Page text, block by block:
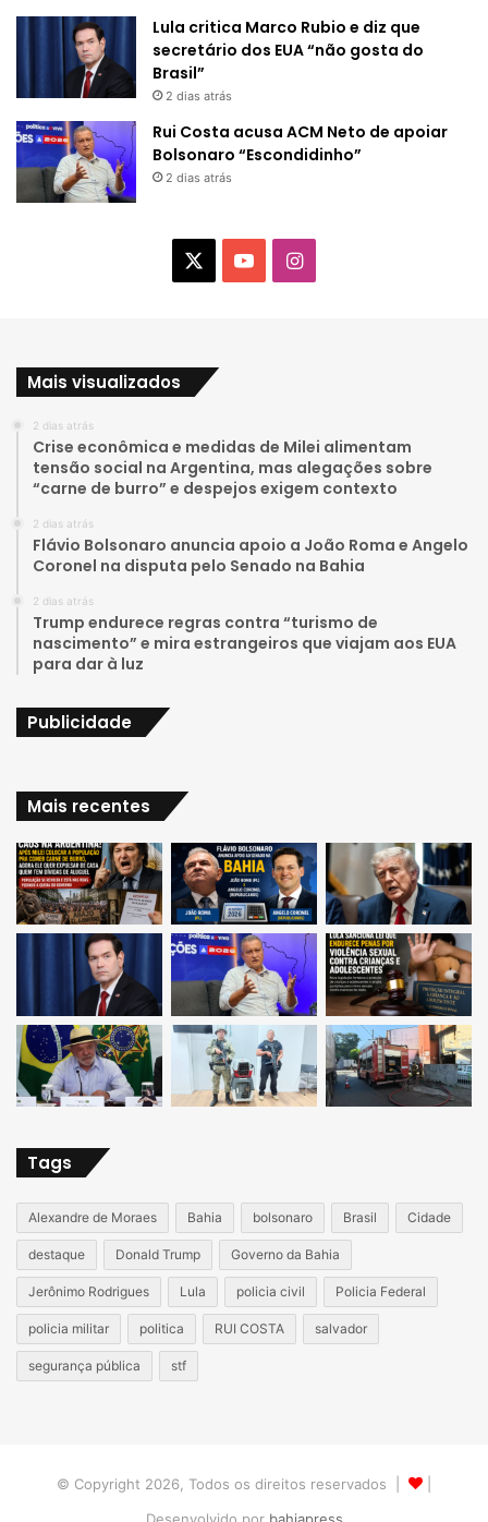
Lula critica Marco Rubio e diz que
secretário dos EUA “não gosta do
Brasil”
2 dias atrás
Rui Costa acusa ACM Neto de apoiar
Bolsonaro “Escondidinho”
2 dias atrás
b
I
g
a
Mais visualizados
2 dias atrás
Crise econômica e medidas de Milei alimentam
tensão social na Argentina, mas alegações sobre
“carne de burro” e despejos exigem contexto
2 dias atrás
Flávio Bolsonaro anuncia apoio a João Roma e Angelo
Coronel na disputa pelo Senado na Bahia
2 dias atrás
Trump endurece regras contra “turismo de
nascimento” e mira estrangeiros que viajam aos EUA
para dar à luz
Publicidade
Mais recentes
Tags
Alexandre de Moraes Bahia bolsonaro Brasil Cidade
destaque Donald Trump Governo da Bahia
Jerônimo Rodrigues Lula policia civil Policia Federal
policia militar politica RUI COSTA salvador
segurança pública stf
© Copyright 2026, Todos os direitos reservados |